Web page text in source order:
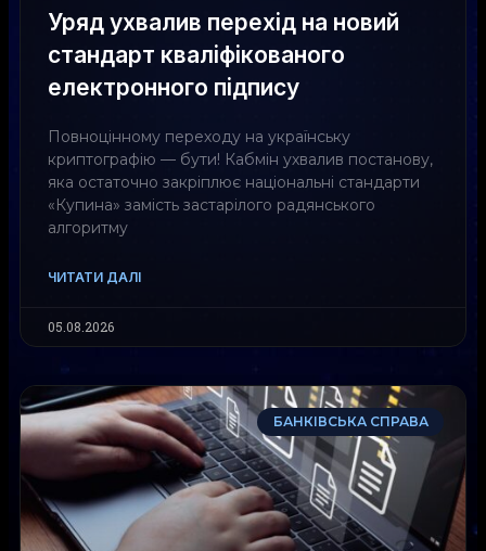
Уряд ухвалив перехід на новий
стандарт кваліфікованого
електронного підпису
Повноцінному переходу на українську
криптографію — бути! Кабмін ухвалив постанову,
яка остаточно закріплює національні стандарти
«Купина» замість застарілого радянського
алгоритму
ЧИТАТИ ДАЛІ
05.08.2026
БАНКІВСЬКА СПРАВА